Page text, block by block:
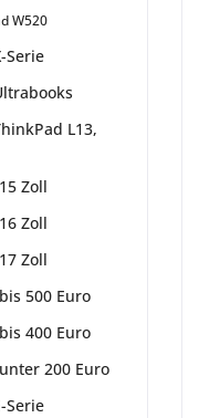
W520
Serie
L13,
Zoll
Zoll
Zoll
500 Euro
400 Euro
200 Euro
Serie